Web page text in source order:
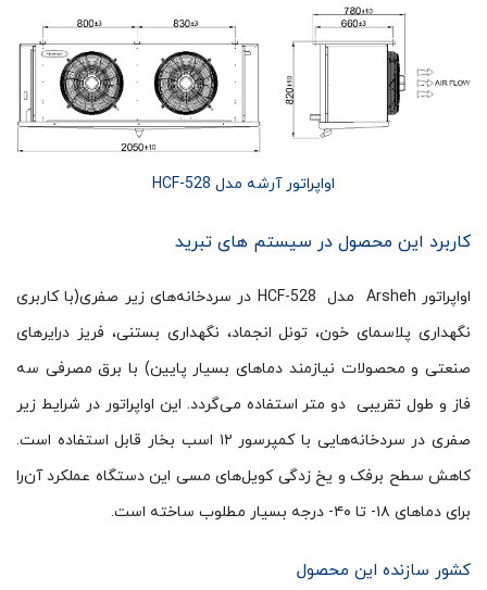
اواپراتور آرشه مدل HCF-528
کاربرد این محصول در سیستم های تبرید
اواپراتور Arsheh مدل HCF-528 در سردخانه‌های زیر صفری(با کاربری
نگهداری پلاسمای خون، تونل انجماد، نگهداری بستنی، فریز درایرهای
صنعتی و محصولات نیازمند دماهای بسیار پایین) با برق مصرفی سه
فاز و طول تقریبی دو متر استفاده می‌گردد. این اواپراتور در شرایط زیر
صفری در سردخانه‌هایی با کمپرسور ۱۲ اسب بخار قابل استفاده است.
کاهش سطح برفک و یخ زدگی کویل‌های مسی این دستگاه عملکرد آن‌را
برای دماهای ۱۸- تا ۴۰- درجه بسیار مطلوب ساخته است.
کشور سازنده این محصول